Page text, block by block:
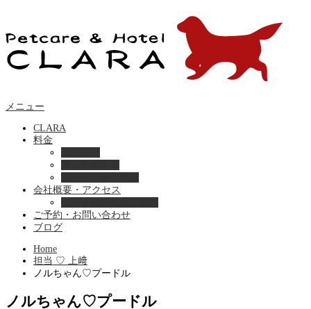
メニュー
CLARA
料金
会社概要・アクセス
ご予約・お問い合わせ
ブログ
Home
担当 ♡ 上﨑
ノルちゃん♡プードル
ノルちゃん♡プードル